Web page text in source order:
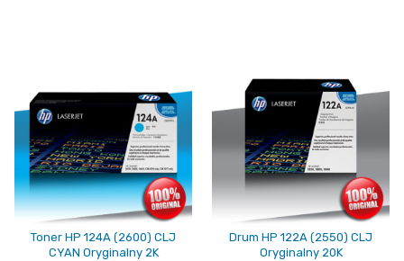
Toner HP 124A (2600) CLJ
CYAN Oryginalny 2K
Drum HP 122A (2550) CLJ
Oryginalny 20K